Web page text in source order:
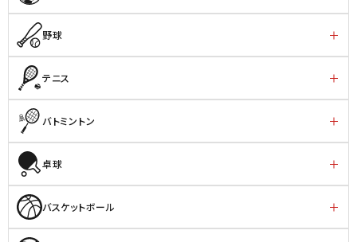
野球
テニス
バトミントン
卓球
バスケットボール